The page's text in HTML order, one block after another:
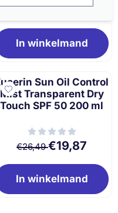
Van 26,49 voor
€19,87
In winkelmand
Sun Oil Control
Mist Transparent Dry
Touch SPF 50 200 ml
Van 26,49 voor
€26,49€19,87
In winkelmand